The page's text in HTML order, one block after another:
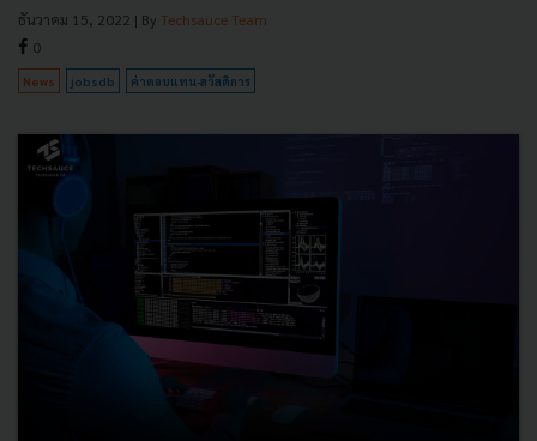
ธันวาคม 15, 2022 | By Techsauce Team
0
News jobsdb ค่าตอบแทน-สวัสดิการ